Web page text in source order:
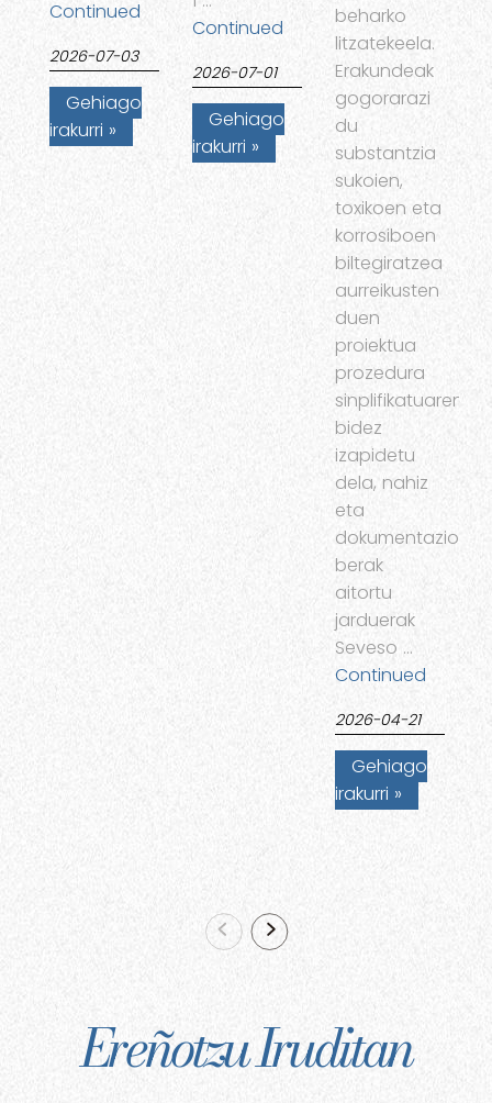
Continued
2026-07-03
Gehiago
irakurri
Continued
2026-07-01
Gehiago
irakurri
beharko
litzatekeela.
Erakundeak
gogorarazi
du
substantzia
sukoien,
toxikoen eta
korrosiboen
biltegiratzea
aurreikusten
duen
proiektua
prozedura
sinplifikatuaren
bidez
izapidetu
dela, nahiz
eta
dokumentazioak
berak
aitortu
jarduerak
Seveso …
Continued
2026-04-21
Gehiago
irakurri
Ereñotzu Iruditan